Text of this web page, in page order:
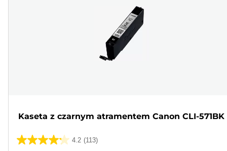
Kaseta z czarnym atramentem Canon CLI-571BK
4.2 (113)
4.2